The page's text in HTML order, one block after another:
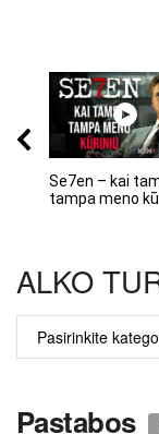
Se7en – kai
tampa meno
ALKO
ALKO
TURINYS
Pastabos